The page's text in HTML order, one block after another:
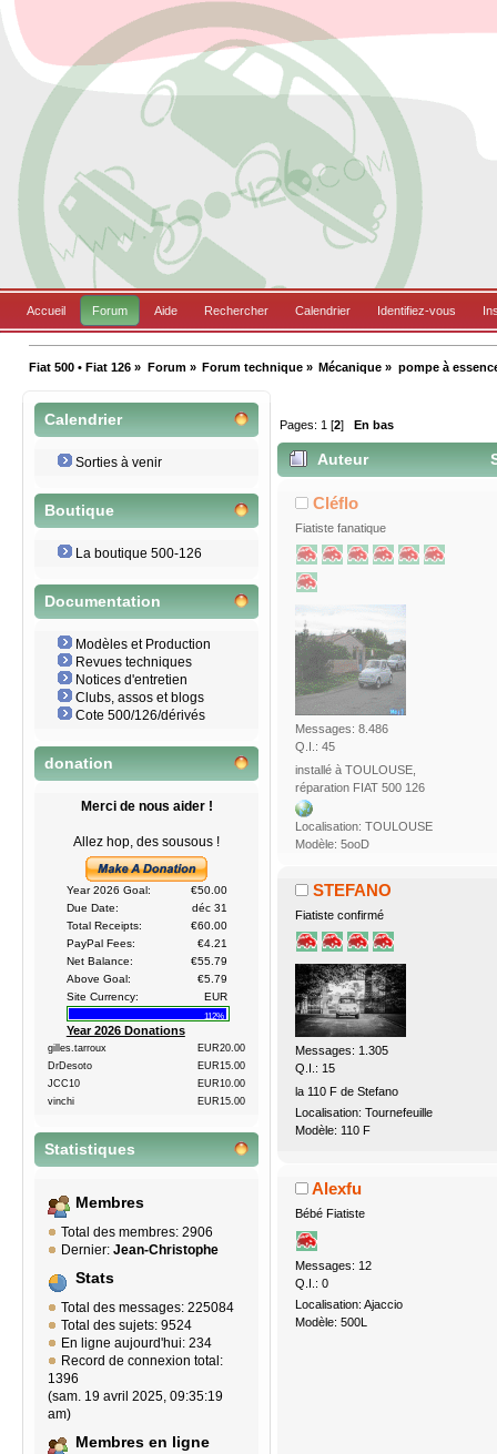
Accueil Forum Aide Rechercher Calendrier Identifiez-vous
Fiat 500 • Fiat 126 » Forum» Forum technique» Mécanique » pompe à
Calendrier
Sorties à venir
Boutique
La boutique 500-126
Documentation
Modèles et Production
Revues techniques
Notices d'entretien
Clubs, assos et blogs
Cote 500/126/dérivés
donation
Merci de nous aider !
Allez hop, des sousous !
Year 2026 Goal:
€50.00
Due Date:
déc 31
Total Receipts:
€60.00
PayPal Fees:
€4.21
Net Balance:
€55.79
Above Goal:
€5.79
Site Currency:
EUR
112%
Year 2026 Donations
gilles.tarroux
EUR20.00
DrDesoto
EUR15.00
JCC10
EUR10.00
vinchi
EUR15.00
Statistiques
Membres
Total des membres: 2906
Dernier: Jean-Christophe
Stats
Total des messages: 225084
Total des sujets: 9524
En ligne aujourd'hui: 234
Record de connexion total:
1396
(sam. 19 avril 2025, 09:35:19
am)
Membres en ligne
Pages: 1 [2] En bas
Auteur
Cléflo
Fiatiste fanatique
Messages: 8.486
Q.I.: 45
installé à TOULOUSE,
réparation FIAT 500 126
Localisation: TOULOUSE
Modèle: 5ooD
STEFANO
Fiatiste confirmé
Messages: 1.305
Q.I.: 15
la 110 F de Stefano
Localisation: Tournefeuille
Modèle: 110 F
Alexfu
Bébé Fiatiste
Messages: 12
Q.I.: 0
Localisation: Ajaccio
Modèle: 500L